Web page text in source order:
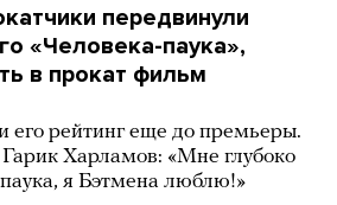
передвинули
«Человека-паука»,
в прокат фильм
его рейтинг еще до премьеры.
Харламов: «Мне глубоко
я Бэтмена люблю!»